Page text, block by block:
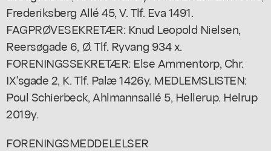
Frederiksberg Allé 45, V. Tlf. Eva 1491.
FAGPRØVESEKRETÆR: Knud Leopold Nielsen,
Reersøgade 6, Ø. Tlf. Ryvang 934 x.
FORENINGSSEKRETÆR: Else Ammentorp, Chr.
IX'sgade 2, K. Tlf. Palæ 1426y. MEDLEMSLISTEN:
Poul Schierbeck, Ahlmannsallé 5, Hellerup. Helrup
2019y.
FORENINGSMEDDELELSER